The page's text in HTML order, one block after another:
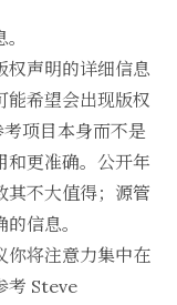
权声明的详细信息
能希望会出现版权
项目本身而不是
和更准确。公开年
其不大值得；源管
信息。
你将注意力集中在
考 Steve